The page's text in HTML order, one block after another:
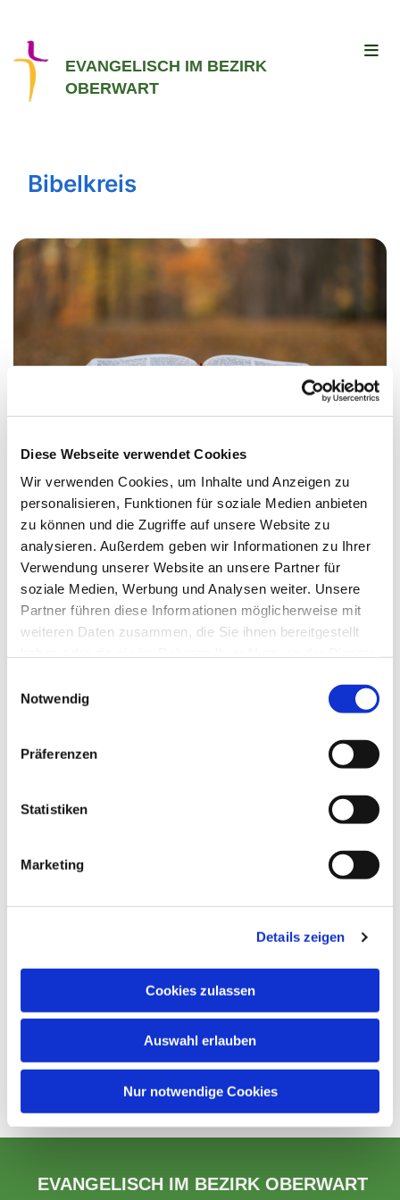
Diese Webseite verwendet Cookies
Wir verwenden Cookies, um Inhalte und Anzeigen zu
personalisieren, Funktionen für soziale Medien anbieten
zu können und die Zugriffe auf unsere Website zu
analysieren. Außerdem geben wir Informationen zu Ihrer
Verwendung unserer Website an unsere Partner für
soziale Medien, Werbung und Analysen weiter. Unsere
Partner führen diese Informationen möglicherweise mit
weiteren Daten zusammen, die Sie ihnen bereitgestellt
Notwendig
Präferenzen
Statistiken
Marketing
Details zeigen
Cookies zulassen
Auswahl erlauben
Nur notwendige Cookies
EVANGELISCH IM BEZIRK
OBERWART
Bibelkreis
Mittwoch, 28. Oktober 2026, 18:00
Uhr
Wimmersaal Oberschützen,
Gottlieb-August-Wimmer-Platz 4,
7432 Oberschützen
Pfarrerin Tanja Sielemann
EVANGELISCH IM BEZIRK OBERWART